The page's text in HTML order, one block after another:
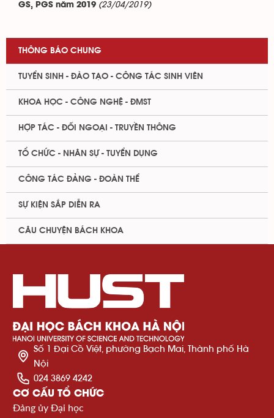
GS, PGS năm 2019 (23/04/2019)
THÔNG BÁO CHUNG
TUYỂN SINH - ĐÀO TẠO - CÔNG TÁC SINH VIÊN
KHOA HỌC - CÔNG NGHỆ - ĐMST
HỢP TÁC - ĐỐI NGOẠI - TRUYỀN THÔNG
TỔ CHỨC - NHÂN SỰ - TUYỂN DỤNG
CÔNG TÁC ĐẢNG - ĐOÀN THỂ
SỰ KIỆN SẮP DIỄN RA
CÂU CHUYỆN BÁCH KHOA
Số 1 Đại Cồ Việt, phường Bạch Mai, Thành phố Hà
Nội
024 3869 4242
CƠ CẤU TỔ CHỨC
Đảng ủy Đại học